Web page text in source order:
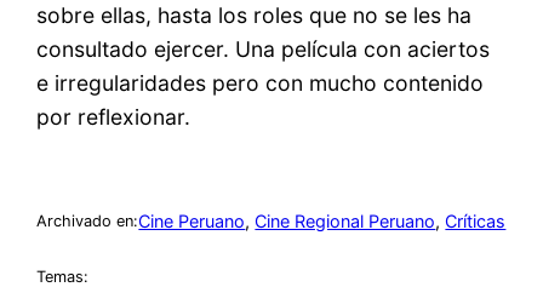
sobre ellas, hasta los roles que no se les ha
consultado ejercer. Una película con aciertos
e irregularidades pero con mucho contenido
por reflexionar.
Archivado en:Cine Peruano, Cine Regional Peruano, Críticas
Temas: